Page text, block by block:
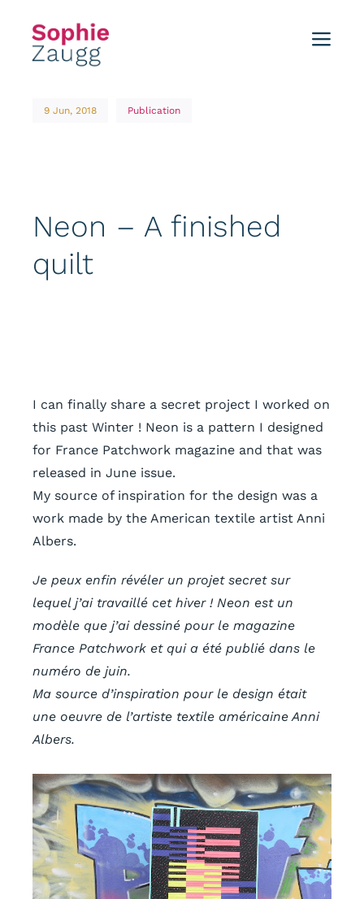
content
Portfolio
9 Jun, 2018 Publication
Neon – A finished
quilt
I can finally share a secret project I worked on
this past Winter ! Neon is a pattern I designed
for France Patchwork magazine and that was
released in June issue.
My source of inspiration for the design was a
work made by the American textile artist Anni
Albers.
Je peux enfin révéler un projet secret sur
lequel j’ai travaillé cet hiver ! Neon est un
modèle que j’ai dessiné pour le magazine
France Patchwork et qui a été publié dans le
numéro de juin.
Ma source d’inspiration pour le design était
une oeuvre de l’artiste textile américaine Anni
Albers.